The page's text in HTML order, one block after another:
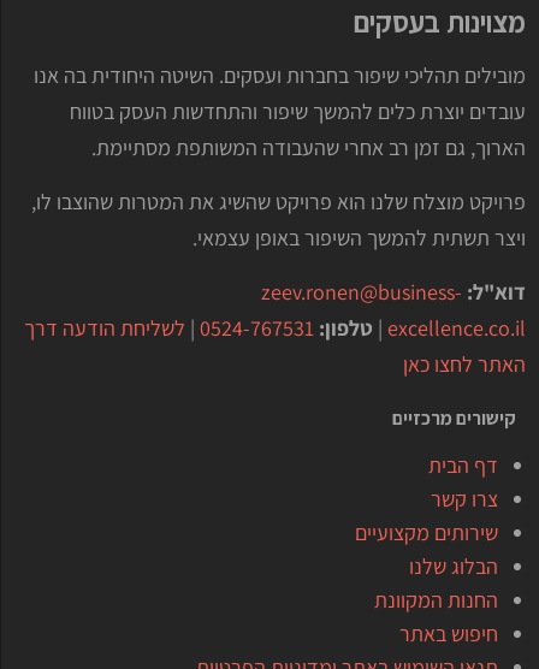
מצוינות בעסקים
מובילים תהליכי שיפור בחברות ועסקים. השיטה היחודית בה אנו
עובדים יוצרת כלים להמשך שיפור והתחדשות העסק בטווח
הארוך, גם זמן רב אחרי שהעבודה המשותפת מסתיימת.
פרויקט מוצלח שלנו הוא פרויקט שהשיג את המטרות שהוצבו לו,
ויצר תשתית להמשך השיפור באופן עצמאי.
דוא"ל: zeev.ronen@business-
excellence.co.il
| טלפון: 0524-767531
| לשליחת הודעה דרך
האתר לחצו כאן
קישורים מרכזיים
דף הבית
צרו קשר
שירותים מקצועיים
הבלוג שלנו
החנות המקוונת
חיפוש באתר